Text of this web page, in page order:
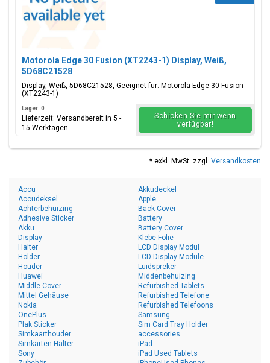
Motorola Edge 30 Fusion (XT2243-1) Display, Weiß,
5D68C21528
Display, Weiß, 5D68C21528, Geeignet für: Motorola Edge 30 Fusion
(XT2243-1)
Lager: 0
Lieferzeit: Versandbereit in 5 -
15 Werktagen
Schicken Sie mir wenn
verfügbar!
* exkl. MwSt. zzgl. Versandkosten
Accu
Accudeksel
Achterbehuizing
Adhesive Sticker
Akku
Akkudeckel
Apple
Back Cover
Battery
Battery Cover
Display
Halter
Holder
Houder
Huawei
Klebe Folie
LCD Display Modul
LCD Display Module
Luidspreker
Middenbehuizing
Middle Cover
Mittel Gehäuse
Nokia
OnePlus
Plak Sticker
Refurbished Tablets
Refurbished Telefone
Refurbished Telefoons
Samsung
Sim Card Tray Holder
Simkaarthouder
Simkarten Halter
Sony
accessories
iPad
iPad Used Tablets